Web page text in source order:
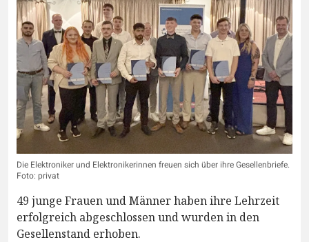
Die Elektroniker und Elektronikerinnen freuen sich über ihre Gesellenbriefe.
Foto: privat
49 junge Frauen und Männer haben ihre Lehrzeit
erfolgreich abgeschlossen und wurden in den
Gesellenstand erhoben.